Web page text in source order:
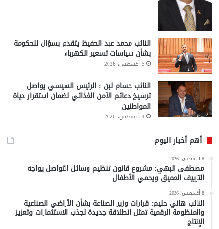
النائب محمد عبد الحفيظ يتقدم بسؤال للحكومة
بشأن سياسات تسعير الكهرباء
5 أغسطس، 2026
النائب حسام لبن : الرئيس السيسي يواصل
ترسيخ دعائم الأمن الغذائي لضمان استقرار حياة
المواطنين
4 أغسطس، 2026
أهم أخبار اليوم
8 أغسطس، 2026
مصطفى البهي: مشروع قانون تنظيم وسائل التواصل يواجه
التزييف العميق ويحمي الأطفال
8 أغسطس، 2026
النائب هاني حليم: قرارات وزير الصناعة بشأن الأراضي الصناعية
والمنظومة الرقمية تمثل انطلاقة جديدة لجذب الاستثمارات وتعزيز
الإنتاج